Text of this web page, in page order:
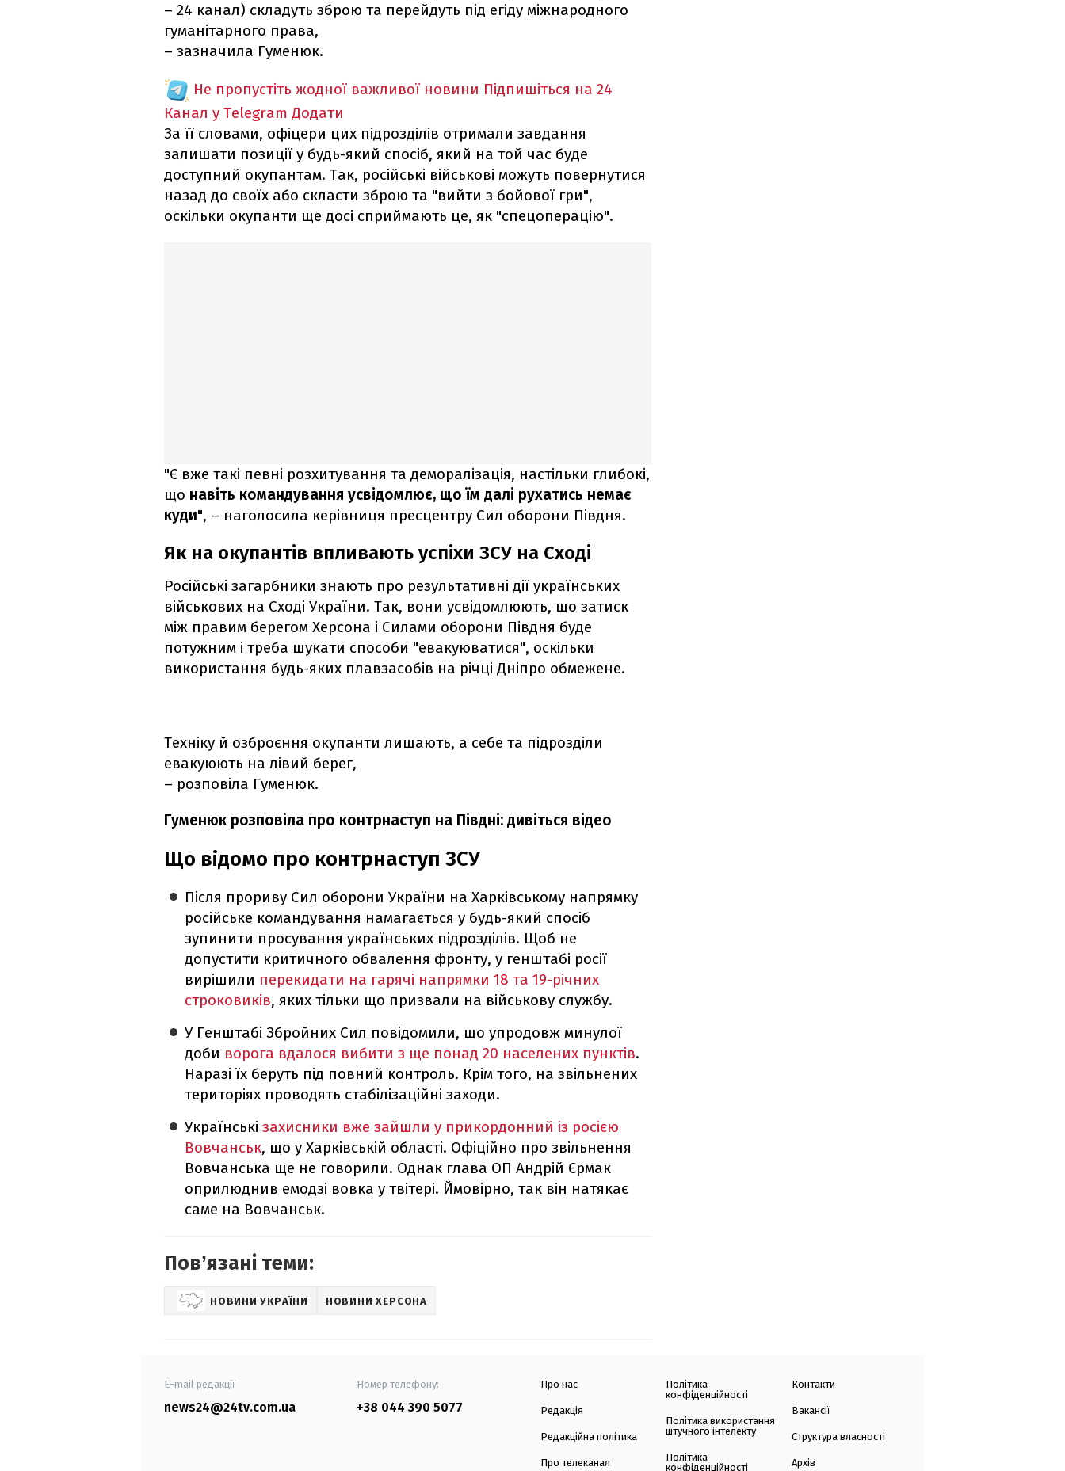
– 24 канал) складуть зброю та перейдуть під егіду міжнародного
гуманітарного права,
– зазначила Гуменюк.
Не пропустіть жодної важливої новини Підпишіться на 24
Канал у Telegram Додати
За її словами, офіцери цих підрозділів отримали завдання
залишати позиції у будь-який спосіб, який на той час буде
доступний окупантам. Так, російські військові можуть повернутися
назад до своїх або скласти зброю та "вийти з бойової гри",
оскільки окупанти ще досі сприймають це, як "спецоперацію".
"Є вже такі певні розхитування та деморалізація, настільки глибокі,
що навіть командування усвідомлює, що їм далі рухатись немає
куди", – наголосила керівниця пресцентру Сил оборони Півдня.
Як на окупантів впливають успіхи ЗСУ на Сході
Російські загарбники знають про результативні дії українських
військових на Сході України. Так, вони усвідомлюють, що затиск
між правим берегом Херсона і Силами оборони Півдня буде
потужним і треба шукати способи "евакуюватися", оскільки
використання будь-яких плавзасобів на річці Дніпро обмежене.
Техніку й озброєння окупанти лишають, а себе та підрозділи
евакуюють на лівий берег,
– розповіла Гуменюк.
Гуменюк розповіла про контрнаступ на Півдні: дивіться відео
Що відомо про контрнаступ ЗСУ
Після прориву Сил оборони України на Харківському напрямку
російське командування намагається у будь-який спосіб
зупинити просування українських підрозділів. Щоб не
допустити критичного обвалення фронту, у генштабі росії
вирішили перекидати на гарячі напрямки 18 та 19-річних
строковиків, яких тільки що призвали на військову службу.
У Генштабі Збройних Сил повідомили, що упродовж минулої
доби ворога вдалося вибити з ще понад 20 населених пунктів.
Наразі їх беруть під повний контроль. Крім того, на звільнених
територіях проводять стабілізаційні заходи.
Українськізахисники вже зайшли у прикордонний із росією
Вовчанськ, що у Харківській області. Офіційно про звільнення
Вовчанська ще не говорили. Однак глава ОП Андрій Єрмак
оприлюднив емодзі вовка у твітері. Ймовірно, так він натякає
саме на Вовчанськ.
Повʼязані теми:
НОВИНИ УКРАЇНИ НОВИНИ ХЕРСОНА
E-mail редакції
news24@24tv.com.ua
Номер телефону:
+38 044 390 5077
Про нас
Редакція
Редакційна політика
Про телеканал
Політика
конфіденційності
Політика використання
штучного інтелекту
Політика
конфіденційності
Контакти
Вакансії
Структура власності
Архів